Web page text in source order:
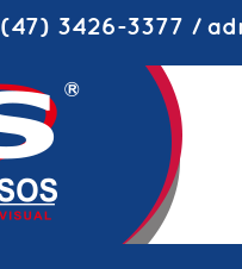
(47) 3426-3377 /